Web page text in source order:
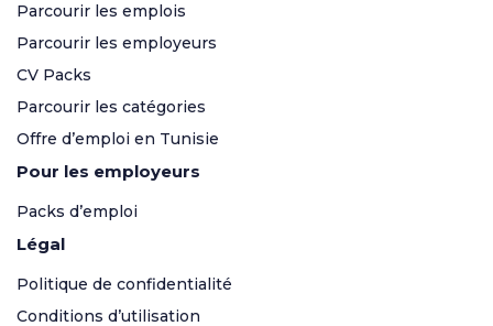
Parcourir les emplois
Parcourir les employeurs
CV Packs
Parcourir les catégories
Offre d’emploi en Tunisie
Pour les employeurs
Packs d’emploi
Légal
Politique de confidentialité
Conditions d’utilisation